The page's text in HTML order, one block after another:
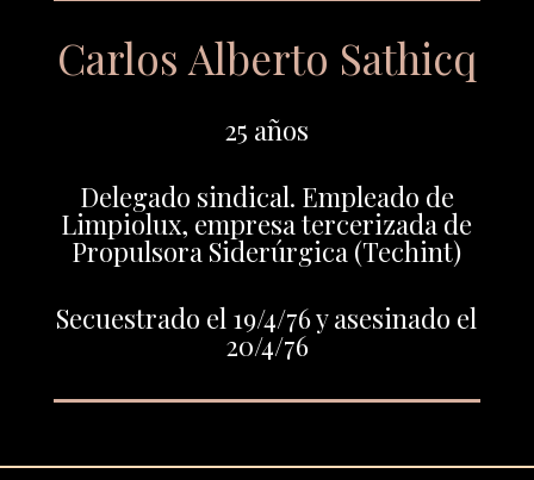
Carlos Alberto Sathicq
25 años
Delegado sindical. Empleado de
Limpiolux, empresa tercerizada de
Propulsora Siderúrgica (Techint)
Secuestrado el 19/4/76 y asesinado el
20/4/76